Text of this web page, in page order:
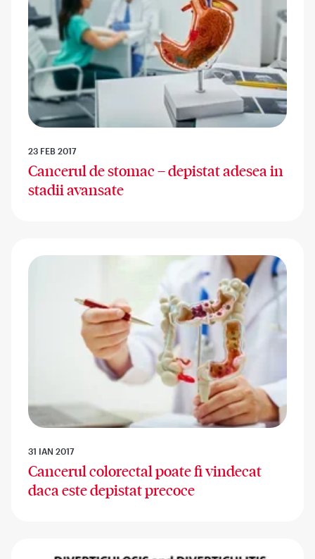
23 FEB 2017
Cancerul de stomac – depistat adesea in
stadii avansate
31 IAN 2017
Cancerul colorectal poate fi vindecat
daca este depistat precoce